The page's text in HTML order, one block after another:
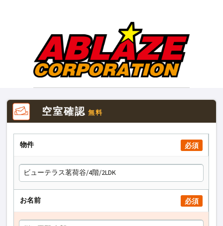
空室確認 無料
物件 必須
お名前 必須